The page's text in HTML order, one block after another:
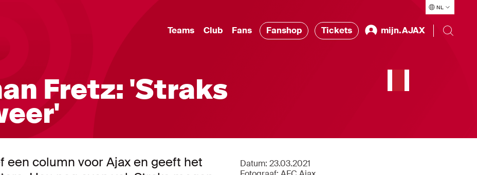
NL
Teams Club Fans Fanshop Tickets mijn.AJAX
Fretz: 'Straks
een column voor Ajax en geeft het
Datum: 23.03.2021